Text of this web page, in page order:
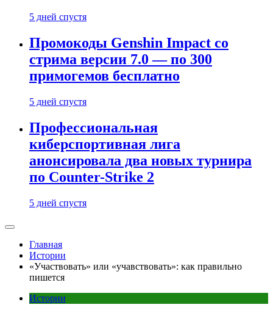
5 дней спустя
Промокоды Genshin Impact со
стрима версии 7.0 — по 300
примогемов бесплатно
5 дней спустя
Профессиональная
киберспортивная лига
анонсировала два новых турнира
по Counter-Strike 2
5 дней спустя
Главная
Истории
«Участвовать» или «учавствовать»: как правильно
пишется
Истории